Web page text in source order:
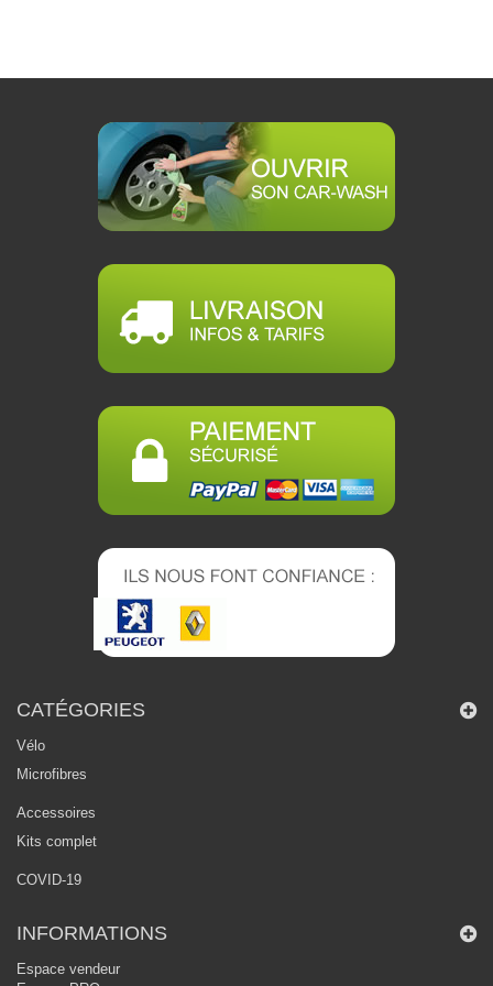
CATÉGORIES
Vélo
Microfibres
Accessoires
Kits complet
COVID-19
INFORMATIONS
Espace vendeur